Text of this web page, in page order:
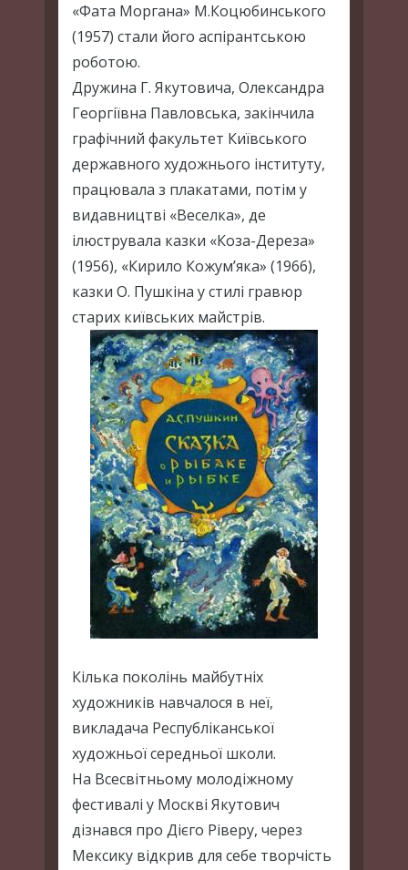
«Фата Моргана» М.Коцюбинського
(1957) стали його аспірантською
роботою.
Дружина Г. Якутовича, Олександра
Георгіївна Павловська, закінчила
графічний факультет Київського
державного художнього інституту,
працювала з плакатами, потім у
видавництві «Веселка», де
ілюструвала казки «Коза-Дереза»
(1956), «Кирило Кожум’яка» (1966),
казки О. Пушкіна у стилі гравюр
старих київських майстрів.
Кілька поколінь майбутніх
художників навчалося в неї,
викладача Республіканської
художньої середньої школи.
На Всесвітньому молодіжному
фестивалі у Москві Якутович
дізнався про Дієго Ріверу, через
Мексику відкрив для себе творчість